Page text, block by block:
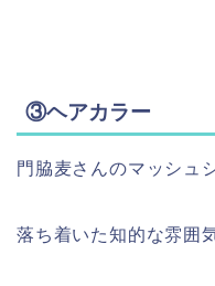
③ヘアカラー
門脇麦さんのマッシュ
落ち着いた知的な雰囲